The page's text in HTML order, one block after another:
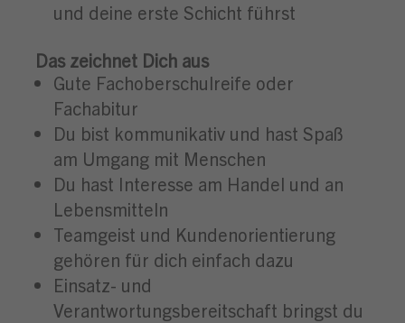
und deine erste Schicht führst
Das zeichnet Dich aus
Gute Fachoberschulreife oder
Fachabitur
Du bist kommunikativ und hast Spaß
am Umgang mit Menschen
Du hast Interesse am Handel und an
Lebensmitteln
Teamgeist und Kundenorientierung
gehören für dich einfach dazu
Einsatz- und
Verantwortungsbereitschaft bringst du